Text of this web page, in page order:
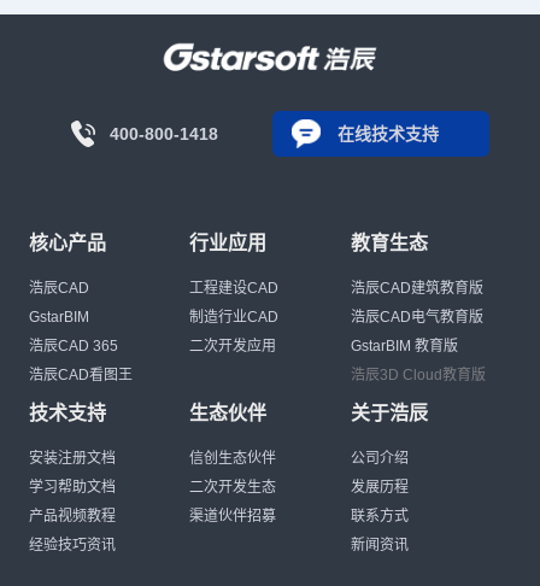
400-800-1418 在线技术支持
核心产品
浩辰CAD
GstarBIM
浩辰CAD 365
浩辰CAD看图王
行业应用
工程建设CAD
制造行业CAD
二次开发应用
教育生态
浩辰CAD建筑教育版
浩辰CAD电气教育版
GstarBIM 教育版
浩辰3D Cloud教育版
技术支持
安装注册文档
学习帮助文档
产品视频教程
经验技巧资讯
生态伙伴
信创生态伙伴
二次开发生态
渠道伙伴招募
关于浩辰
公司介绍
发展历程
联系方式
新闻资讯